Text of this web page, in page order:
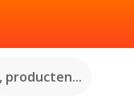
producten...